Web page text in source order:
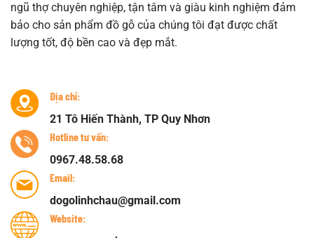
ngũ thợ chuyên nghiệp, tận tâm và giàu kinh nghiệm đảm
bảo cho sản phẩm đồ gỗ của chúng tôi đạt được chất
lượng tốt, độ bền cao và đẹp mắt.
Địa chỉ:
21 Tô Hiến Thành, TP Quy Nhơn
Hotline tư vấn:
0967.48.58.68
Email:
dogolinhchau@gmail.com
Website: